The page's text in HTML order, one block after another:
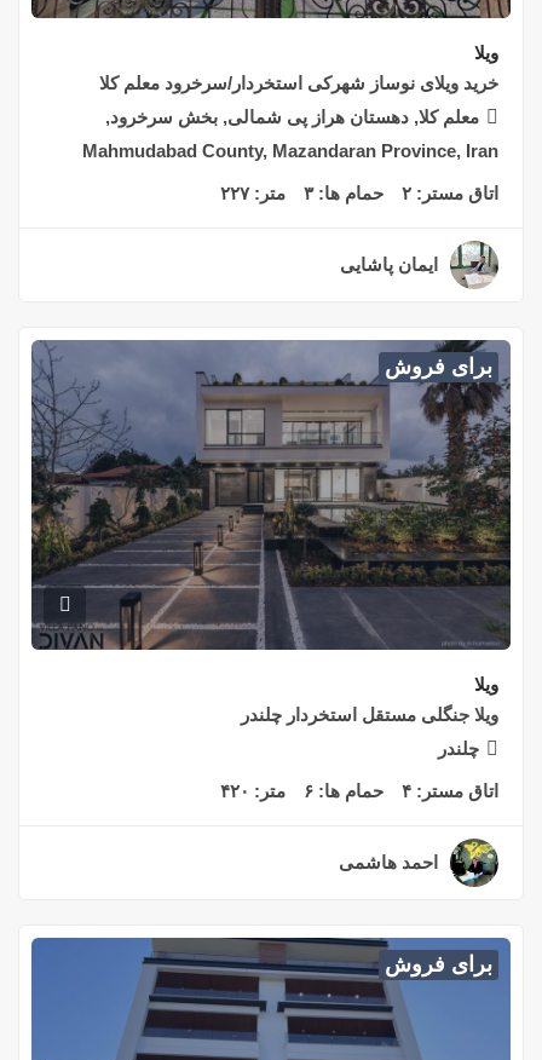
ویلا
خرید ویلای نوساز شهرکی استخردار/سرخرود معلم کلا
معلم کلا, دهستان هراز پی شمالی, بخش سرخرود,
Mahmudabad County, Mazandaran Province, Iran
اتاق مستر: ۲ حمام ها:۳ متر:۲۲۷
ایمان پاشایی
برای فروش
ویلا
ویلا جنگلی مستقل استخردار چلندر
چلندر
اتاق مستر: ۴ حمام ها: ۶ متر: ۴۲۰
احمد هاشمی
برای فروش